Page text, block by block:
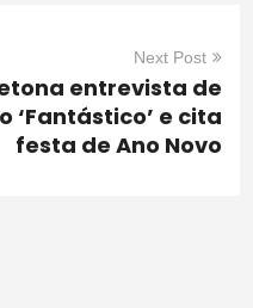
Next Post
entrevista de
‘Fantástico’ e cita
festa de Ano Novo